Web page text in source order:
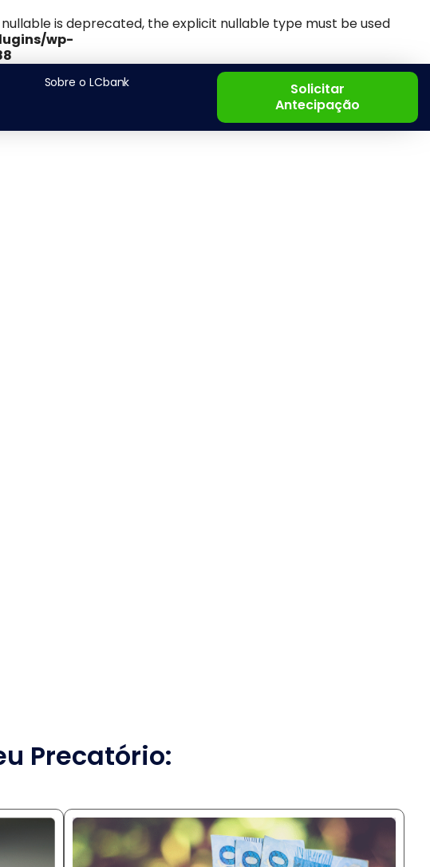
is deprecated, the explicit nullable type must be used
wp-
Sobre o LCbank
Solicitar
Antecipação
Precatório: